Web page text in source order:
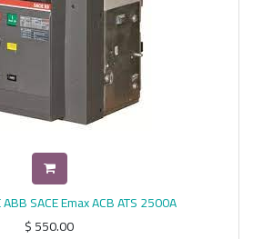
SACE Emax ACB ATS 2500A
$550.00